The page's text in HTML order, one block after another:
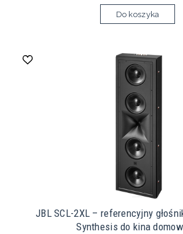
Do koszyka
JBL SCL-2XL – referencyjny
Synthesis do kina